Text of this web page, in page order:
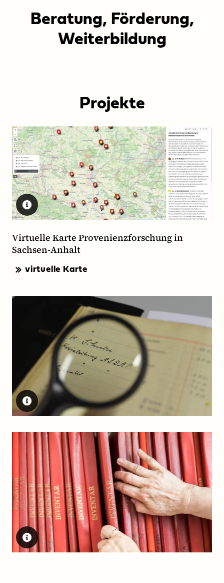
Beratung, Förderung,
Weiterbildung
Projekte
Virtuelle Karte Provenienzforschung in
Sachsen-Anhalt
virtuelle Karte